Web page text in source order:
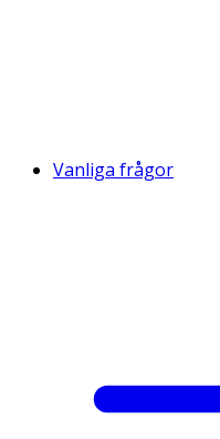
Vanliga frågor